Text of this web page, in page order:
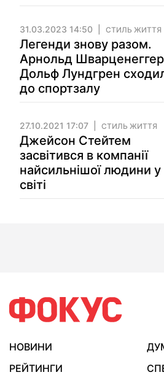
31.03.2023 14:50 СТИЛЬ ЖИТТЯ
Легенди знову разом.
Арнольд Шварценеггер
Дольф Лундгрен
до спортзалу
27.10.2021 17:07 СТИЛЬ ЖИТТЯ
Джейсон Стейтем
засвітився в компанії
найсильнішої людини у
світі
НОВИНИ
РЕЙТИНГИ